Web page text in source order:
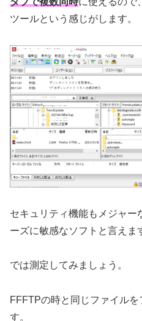
ツールという感じがします。
セキュリティ機能もメジャー
ーズに敏感なソフトと言えま
では測定してみましょう。
FFFTPの時と同じファイル
す。